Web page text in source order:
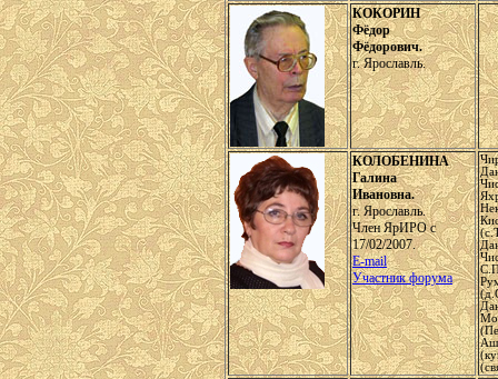
КОКОРИН
Фёдор
Фёдорович.
г. Ярославль.
КОЛОБЕНИНА
Галина
Ивановна.
г. Ярославль.
Член ЯрИРО с
17/02/2007.
E-mail
Участник форума